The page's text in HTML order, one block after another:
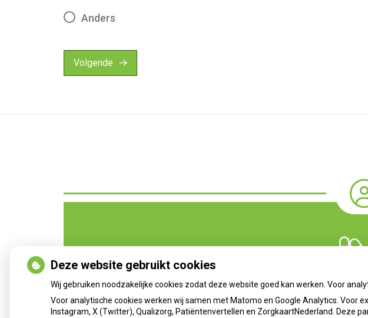
Anders
Volgende
Deze website gebruikt cookies
Wij gebruiken noodzakelijke cookies zodat deze website goed kan werken. Voor
Voor analytische cookies werken wij samen met Matomo en Google Analytics. Voor
Instagram, X (Twitter), Qualizorg, Patiëntenvertellen en ZorgkaartNederland. Deze